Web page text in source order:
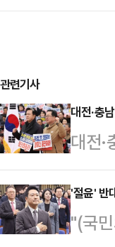
관련기사
대전·충
대전
됐다.
다"고
만 남
'절윤' 반
"(국